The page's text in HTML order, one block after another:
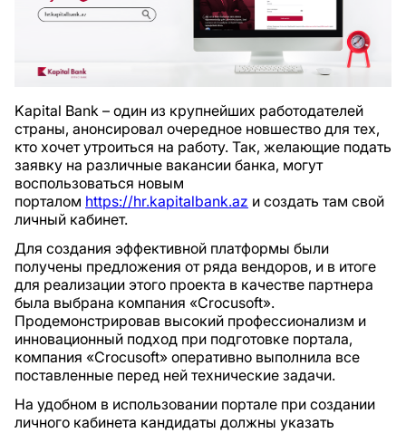
Kapital Bank – один из крупнейших работодателей
страны, анонсировал очередное новшество для тех,
кто хочет утроиться на работу. Так, желающие подать
заявку на различные вакансии банка, могут
воспользоваться новым
порталом https://hr.kapitalbank.az и создать там свой
личный кабинет.
Для создания эффективной платформы были
получены предложения от ряда вендоров, и в итоге
для реализации этого проекта в качестве партнера
была выбрана компания «Crocusoft».
Продемонстрировав высокий профессионализм и
инновационный подход при подготовке портала,
компания «Crocusoft» оперативно выполнила все
поставленные перед ней технические задачи.
На удобном в использовании портале при создании
личного кабинета кандидаты должны указать